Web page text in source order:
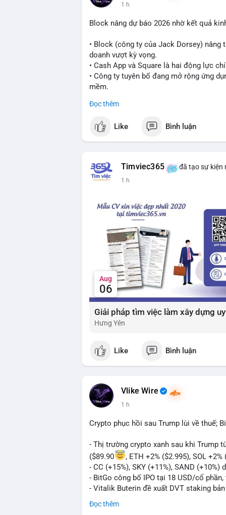
Lời khuyên cho nhà đầu tư nhỏ lẻ:
lên sàn, cần thận trọng trước nguy cơ
#7btc #chuyenvilanh
1 h
Block nâng dự báo 2026 nhờ kết quả
• Block (công ty của Jack Dorsey)
doanh vượt kỳ vọng.
• Cash App và Square là hai động lực
• Công ty tuyên bố đang mở rộng ứng
mềm.
#block #ai
$btc $eth
📰 Nguồn: Cointelegraph
Đọc thêm
Like Bình luận
Timviec365 đã tạo sự kiện
1 h
Aug
06
Hưng Yên
Like Bình luận
Vlike Wire
1 h
Crypto phục hồi sau Trump lùi về thuế;
- Thị trường crypto xanh sau khi Trump
($89.90
, ETH +2% ($2.995), SOL +2%
- CC (+15%), SKY (+11%), SAND (+10%)
- BitGo công bố IPO tại 18 USD/cổ
- Vitalik Buterin đề xuất DVT staking
Ethereum
- Hong Kong phát hành giấy phép
Đọc thêm